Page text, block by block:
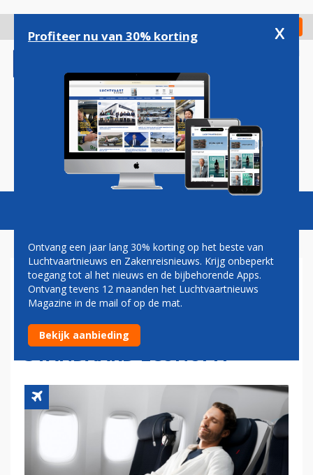
gaan
Check in
Magazine Podcasts Vacatures
AIR FRANCE GEEFT PREMIUM
ECONOMY NIEUWE NAAM:
‘ANDER PRODUCT DAN
STANDAARD ECONOMY’
Profiteer nu van 30% korting x
Ontvang een jaar lang 30% korting op het beste van
Luchtvaartnieuws en Zakenreisnieuws. Krijg onbeperkt
toegang tot al het nieuws en de bijbehorende Apps.
Ontvang tevens 12 maanden het Luchtvaartnieuws
Magazine in de mail of op de mat.
Bekijk aanbieding